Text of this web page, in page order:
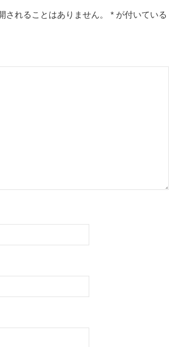
されることはありません。 * が付いている